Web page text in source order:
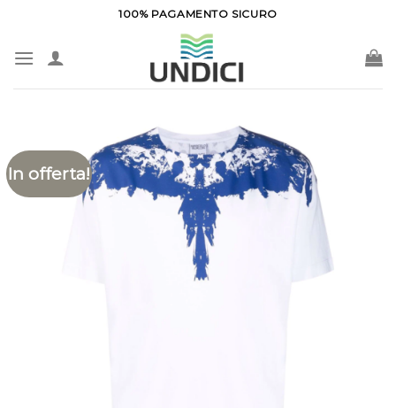
contenuti
100% PAGAMENTO SICURO
In offerta!